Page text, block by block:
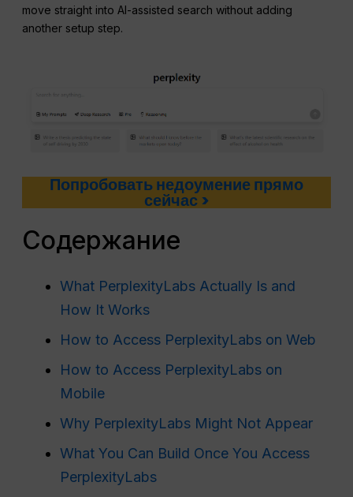
move straight into AI-assisted search without adding
another setup step.
Попробовать недоумение прямо
сейчас >
Содержание
What PerplexityLabs Actually Is and
How It Works
How to Access PerplexityLabs on Web
How to Access PerplexityLabs on
Mobile
Why PerplexityLabs Might Not Appear
What You Can Build Once You Access
PerplexityLabs